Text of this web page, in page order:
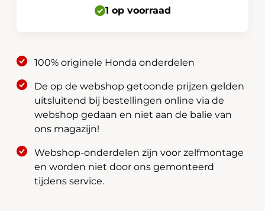
1J816-
RE0-
003
aantal
1 op voorraad
100% originele Honda onderdelen
De op de webshop getoonde prijzen gelden
uitsluitend bij bestellingen online via de
webshop gedaan en niet aan de balie van
ons magazijn!
Webshop-onderdelen zijn voor zelfmontage
en worden niet door ons gemonteerd
tijdens service.